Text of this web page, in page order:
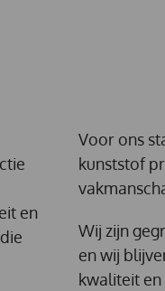
en
Voor ons
kunststof
Wij zijn
en wij
kwaliteit en